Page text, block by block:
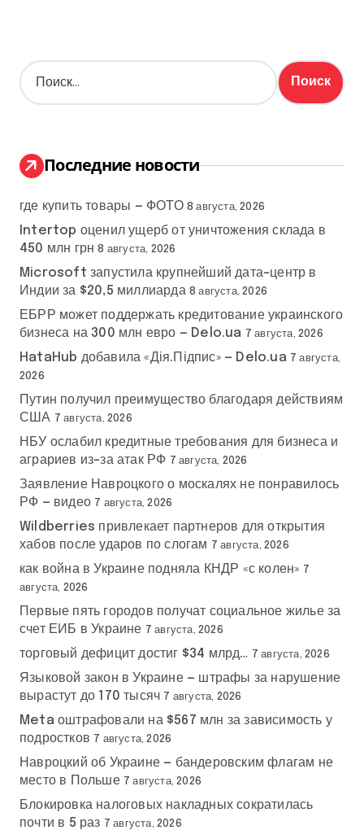
Н
а
:
Последние новости
где купить товары — ФОТО 8 августа, 2026
Intertop оценил ущерб от уничтожения склада в
450 млн грн 8 августа, 2026
Microsoft запустила крупнейший дата-центр в
Индии за $20,5 миллиарда 8 августа, 2026
ЕБРР может поддержать кредитование украинского
бизнеса на 300 млн евро — Delo.ua 7 августа, 2026
HataHub добавила «Дія.Підпис» — Delo.ua 7 августа,
2026
Путин получил преимущество благодаря действиям
США 7 августа, 2026
НБУ ослабил кредитные требования для бизнеса и
аграриев из-за атак РФ 7 августа, 2026
Заявление Навроцкого о москалях не понравилось
РФ — видео 7 августа, 2026
Wildberries привлекает партнеров для открытия
хабов после ударов по слогам 7 августа, 2026
как война в Украине подняла КНДР «с колен» 7
августа, 2026
Первые пять городов получат социальное жилье за
счет ЕИБ в Украине 7 августа, 2026
торговый дефицит достиг $34 млрд… 7 августа, 2026
Языковой закон в Украине — штрафы за нарушение
вырастут до 170 тысяч 7 августа, 2026
Meta оштрафовали на $567 млн за зависимость у
подростков 7 августа, 2026
Навроцкий об Украине — бандеровским флагам не
место в Польше 7 августа, 2026
Блокировка налоговых накладных сократилась
почти в 5 раз 7 августа, 2026